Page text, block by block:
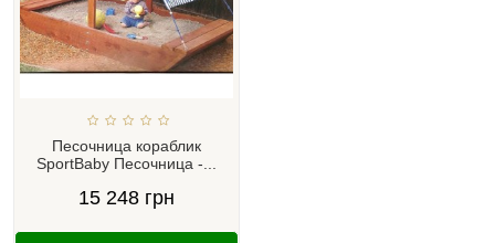
Песочница кораблик
SportBaby Песочница -...
15 248 грн